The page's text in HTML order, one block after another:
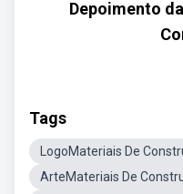
Depoimento
Tags
LogoMateriais De
ArteMateriais De